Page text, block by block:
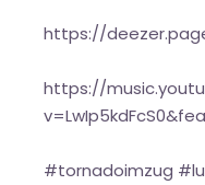
https://
https://
#tornadoimzug